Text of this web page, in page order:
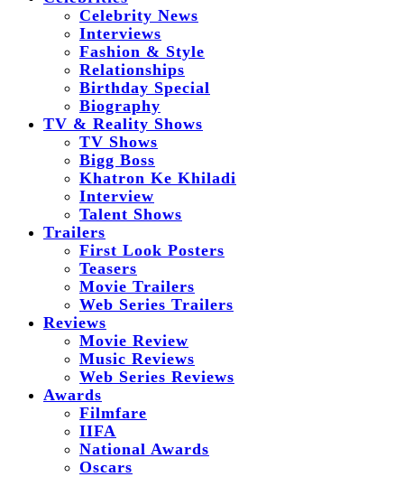
Celebrity News
Interviews
Fashion & Style
Relationships
Birthday Special
Biography
TV & Reality Shows
TV Shows
Bigg Boss
Khatron Ke Khiladi
Interview
Talent Shows
Trailers
First Look Posters
Teasers
Movie Trailers
Web Series Trailers
Reviews
Movie Review
Music Reviews
Web Series Reviews
Awards
Filmfare
IIFA
National Awards
Oscars